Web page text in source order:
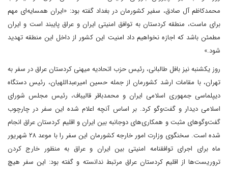
محمدکاظم آل صادق، سفیر کشورمان در بغداد گفته بود: «ایران همسایه‌ای مهم
برای ماست، منطقه کردستان به توافق امنیتی ایران و عراق پایبند است و ایران
مطمئن باشد که اجازه نخواهیم داد امنیت این کشور از داخل این منطقه تهدید
شود.»
روز یکشنبه نیز بافل طالبانی، رئیس حزب اتحادیه میهنی کردستان عراق در سفر به
تهران، با مقامات ارشد کشورمان از جمله حسین امیرعبداللهیان، رئیس دستگاه
دیپلماسی جمهوری اسلامی ایران و محمدباقر قالیباف، رئیس مجلس شورای
اسلامی دیدار و گفت‌وگو کرد. بر اساس آنچه اعلام شده این سفر در چارچوب
گفت‌وگوهای مثبت و همکاری‌های دوجانبه بین ایران و اقلیم کردستان عراق انجام
شده است. سخنگوی وزارت امور خارجه کشورمان این سفر را با موعد ۲۸ شهریور
ماه برای اجرای توافقنامه امنیتی بین ایران و عراق به منظور خارج کردن
تروریست‌ها از اقلیم کردستان عراق مرتبط ندانسته و گفته بود: این سفر هیچ